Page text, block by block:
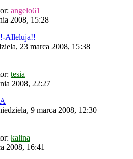
angelo61
2008, 15:28
Alleluja!!
23 marca 2008, 15:38
tesia
2008, 22:27
9 marca 2008, 12:30
kalina
2008, 16:41